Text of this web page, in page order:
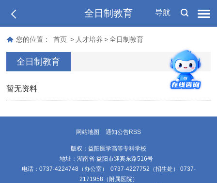
导航
全日制教育
您的位置： 首页 > 人才培养 > 全日制教育
全日制教育
暂无资料
网站地图 通知公告RSS
版权：益阳医学高等专科学校
地址：湖南省·益阳市迎宾东路516号
电话：0737-4224748（办公室） 0737-4227752（招生处） 0737-
2171958（附属医院）